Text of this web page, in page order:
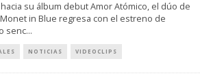
su álbum debut Amor Atómico, el dúo de
in Blue regresa con el estreno de
senc...
NOTICIAS VIDEOCLIPS